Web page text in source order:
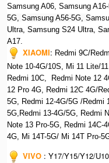
Samsung A06, Samsung
5G, Samsung A56-5G, S
Ultra, Samsung S24 Ultra, S
A17.
XIAOMI: Redmi 9C/
Note 10-4G/10S, Mi 11 Lite/
Redmi 10C, Redmi Note 12
12 Pro 4G, Redmi 12C 4G/
5G, Redmi 12-4G/5G /Redmi
5G,Redmi 13-4G/5G, Redmi
Note 13 Pro-5G, Redmi 14C-
4G, Mi 14T-5G/ Mi 14T Pro-
VIVO : Y17/Y15/Y12/